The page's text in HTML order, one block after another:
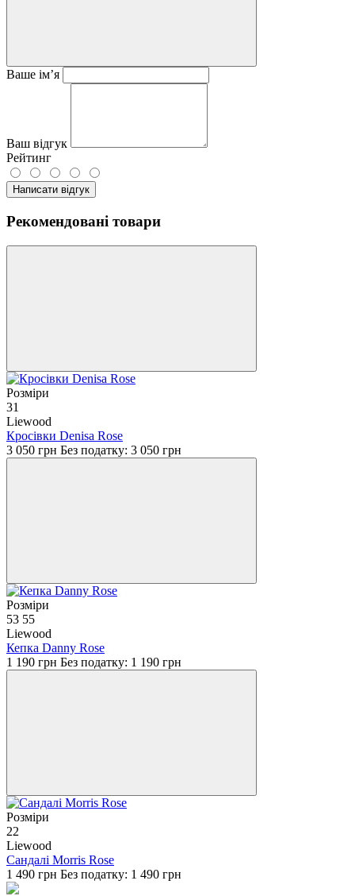
Ваше ім’я
Ваш відгук
Рейтинг
Написати відгук
Рекомендовані товари
Розміри
31
Liewood
Кросівки Denisa Rose
3 050 грн Без податку: 3 050 грн
Розміри
53 55
Liewood
Кепка Danny Rose
1 190 грн Без податку: 1 190 грн
Розміри
22
Liewood
Сандалі Morris Rose
1 490 грн Без податку: 1 490 грн